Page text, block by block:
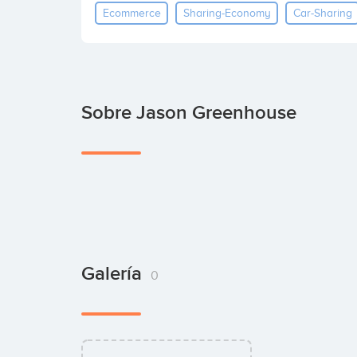
Ecommerce Sharing-Economy Car-Sharing
Sobre Jason Greenhouse
Galería 0